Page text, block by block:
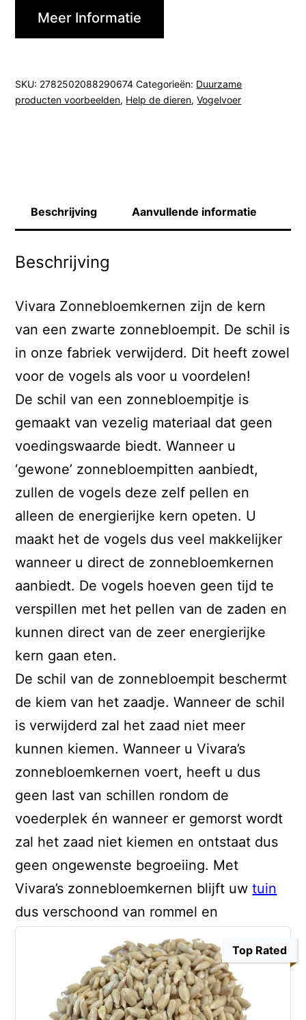
Meer Informatie
SKU: 2782502088290674 Categorieën: Duurzame
producten voorbeelden, Help de dieren,Vogelvoer
Beschrijving Aanvullende informatie
Beschrijving
Vivara Zonnebloemkernen zijn de kern
van een zwarte zonnebloempit. De schil is
in onze fabriek verwijderd. Dit heeft zowel
voor de vogels als voor u voordelen!
De schil van een zonnebloempitje is
gemaakt van vezelig materiaal dat geen
voedingswaarde biedt. Wanneer u
‘gewone’ zonnebloempitten aanbiedt,
zullen de vogels deze zelf pellen en
alleen de energierijke kern opeten. U
maakt het de vogels dus veel makkelijker
wanneer u direct de zonnebloemkernen
aanbiedt. De vogels hoeven geen tijd te
verspillen met het pellen van de zaden en
kunnen direct van de zeer energierijke
kern gaan eten.
De schil van de zonnebloempit beschermt
de kiem van het zaadje. Wanneer de schil
is verwijderd zal het zaad niet meer
kunnen kiemen. Wanneer u Vivara’s
zonnebloemkernen voert, heeft u dus
geen last van schillen rondom de
voederplek én wanneer er gemorst wordt
zal het zaad niet kiemen en ontstaat dus
geen ongewenste begroeiing. Met
Vivara’s zonnebloemkernen blijft uwtuin
dus verschoond van rommel en
Top Rated